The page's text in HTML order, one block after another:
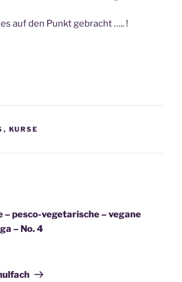
auf den Punkt gebracht ….. !
, KURSE
– pesco-vegetarische – vegane
– No. 4